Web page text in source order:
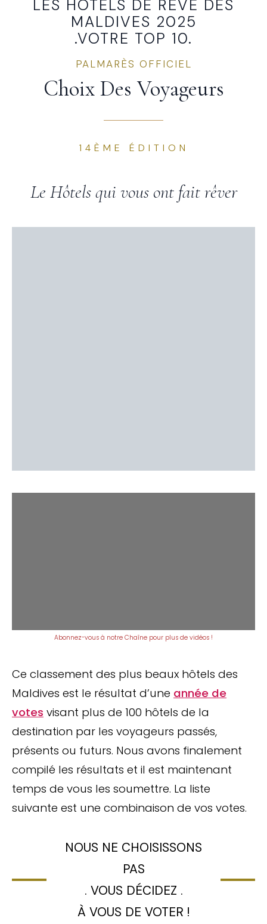
LES HÔTELS DE RÊVE DES
MALDIVES 2025
.VOTRE TOP 10.
PALMARÈS OFFICIEL
Choix Des Voyageurs
14ÈME ÉDITION
Le Hôtels qui vous ont fait rêver
Abonnez-vous à notre Chaîne pour plus de vidéos !
Ce classement des plus beaux hôtels des
Maldives est le résultat d’une année de
votes visant plus de 100 hôtels de la
destination par les voyageurs passés,
présents ou futurs. Nous avons finalement
compilé les résultats et il est maintenant
temps de vous les soumettre. La liste
suivante est une combinaison de vos votes.
NOUS NE CHOISISSONS
PAS
. VOUS DÉCIDEZ .
À VOUS DE VOTER !